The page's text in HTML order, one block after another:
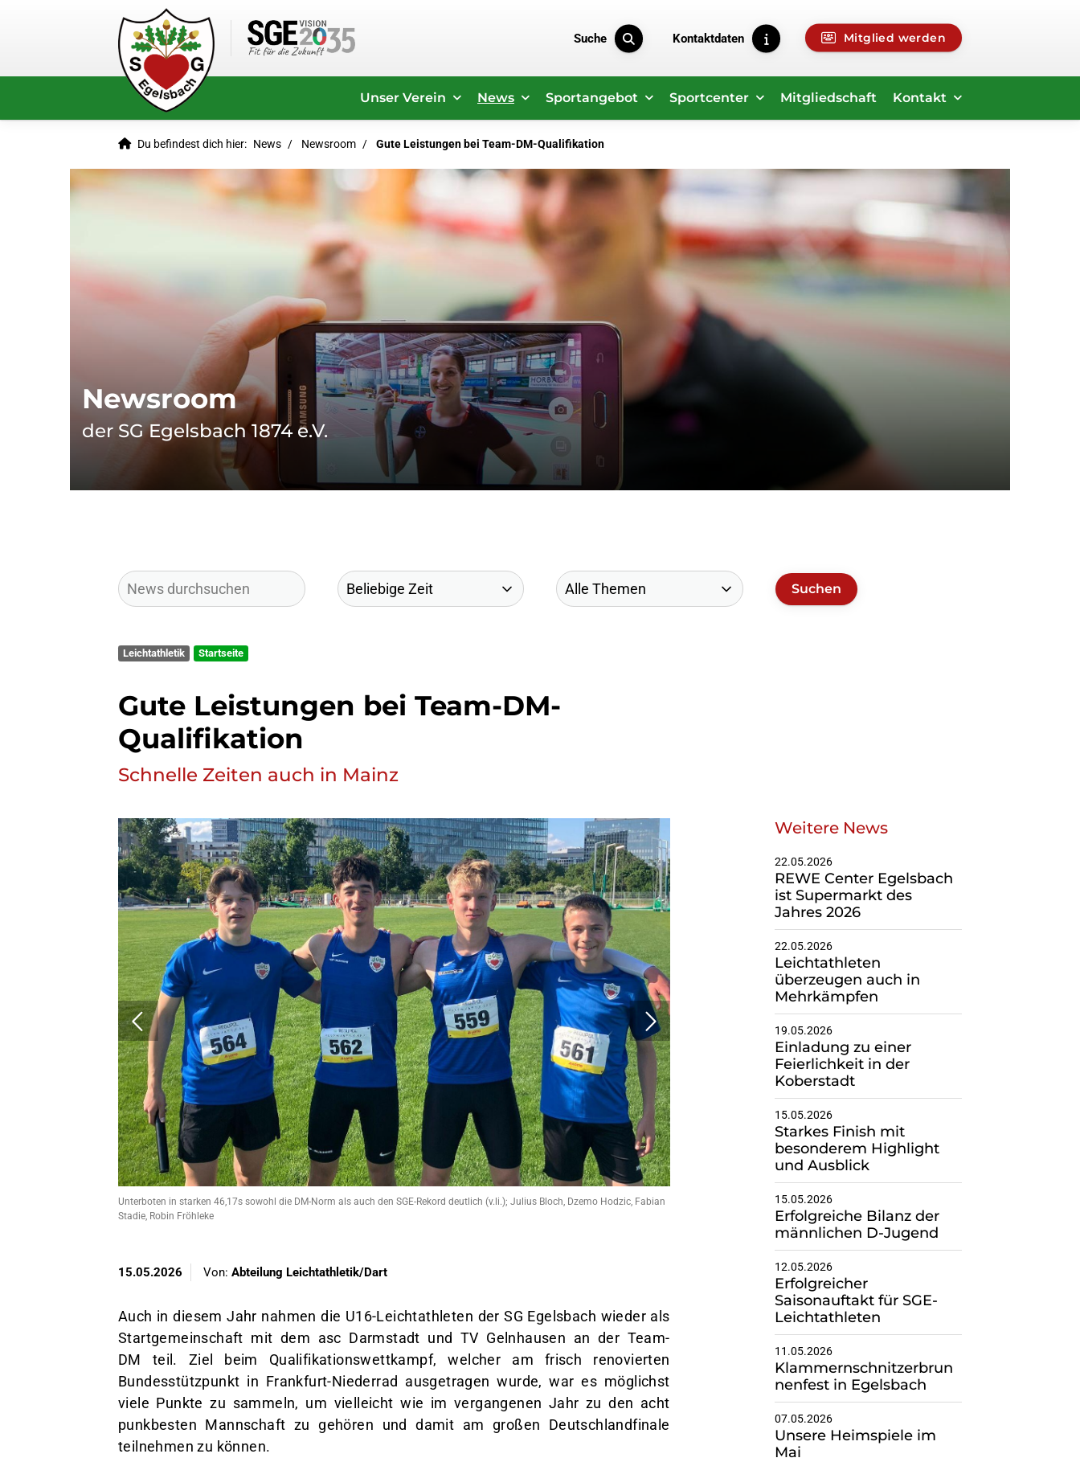
Suche Kontaktdaten Mitglied werden
Unser Verein News Sportangebot Sportcenter Mitgliedschaft Kontakt
Du befindest dich hier: News Newsroom Gute Leistungen bei Team-DM-Qualifikation
Newsroom
der SG Egelsbach 1874 e.V.
Leichtathletik Startseite
Gute Leistungen bei Team-DM-
Qualifikation
Schnelle Zeiten auch in Mainz
Unterboten in starken 46,17s sowohl die DM-Norm als auch den SGE-Rekord deutlich (v.li.); Julius Bloch, Dzemo Hodzic, Fabian
Stadie, Robin Fröhleke
Lale Bozkurt konnte im Diksuwurf mit 24,76m eine neue Bestweite erzielen
15.05.2026 Von: Abteilung Leichtathletik/Dart
Auch in diesem Jahr nahmen die U16-Leichtathleten der SG Egelsbach wieder als
Startgemeinschaft mit dem asc Darmstadt und TV Gelnhausen an der Team-
DM teil. Ziel beim Qualifikationswettkampf, welcher am frisch renovierten
Bundesstützpunkt in Frankfurt-Niederrad ausgetragen wurde, war es möglichst
viele Punkte zu sammeln, um vielleicht wie im vergangenen Jahr zu den acht
punkbesten Mannschaft zu gehören und damit am großen Deutschlandfinale
teilnehmen zu können.
Weitere News
22.05.2026
REWE Center Egelsbach
ist Supermarkt des
Jahres 2026
22.05.2026
Leichtathleten
überzeugen auch in
Mehrkämpfen
19.05.2026
Einladung zu einer
Feierlichkeit in der
Koberstadt
15.05.2026
Starkes Finish mit
besonderem Highlight
und Ausblick
15.05.2026
Erfolgreiche Bilanz der
männlichen D-Jugend
12.05.2026
Erfolgreicher
Saisonauftakt für SGE-
Leichtathleten
11.05.2026
Klammernschnitzerbrun
nenfest in Egelsbach
07.05.2026
Unsere Heimspiele im
Mai
Finde hierdeine
Sportart!Unsere Sportsuche
macht es dir leicht:
Zu den
Sportprogrammen
Service
Alles rund um
deine Mitgliedschaft!
Nutze unser Online-Service-
Portal:
Zum Online-Portal
Du suchst einen
Melde dich gerne bei uns!
Zur Geschäfsstelle